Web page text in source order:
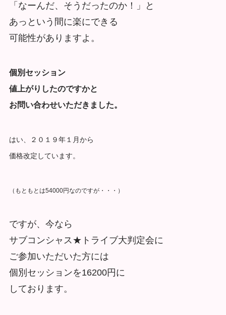
「なーんだ、そうだったのか！」と
あっという間に楽にできる
可能性がありますよ。
個別セッション
値上がりしたのですかと
お問い合わせいただきました。
はい、２０１９年１月から
価格改定しています。
（もともとは54000円なのですが・・・）
ですが、今なら
サブコンシャス★トライブ大判定会に
ご参加いただいた方には
個別セッションを16200円に
しております。